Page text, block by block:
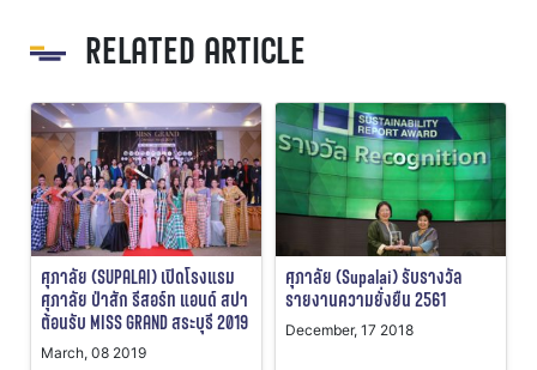
RELATED ARTICLE
ศุภาลัย (SUPALAI) เปิดโรงแรม
ศุภาลัย ป่าสัก รีสอร์ท แอนด์ สปา
ต้อนรับ MISS GRAND สระบุรี 2019
March, 08 2019
ศุภาลัย (Supalai) รับรางวัล
รายงานความยั่งยืน 2561
December, 17 2018